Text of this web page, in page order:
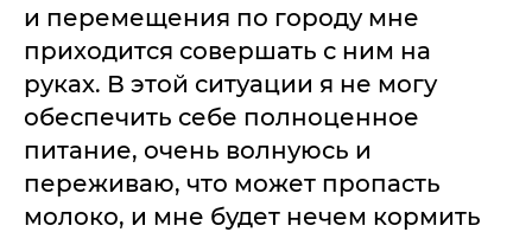
и перемещения по городу мне
приходится совершать с ним на
руках. В этой ситуации я не могу
обеспечить себе полноценное
питание, очень волнуюсь и
переживаю, что может пропасть
молоко, и мне будет нечем кормить